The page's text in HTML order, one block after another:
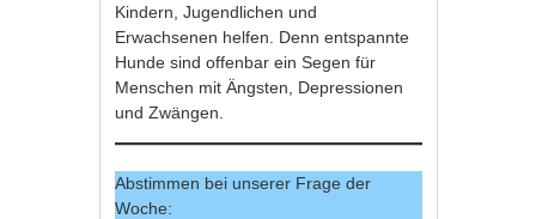
Kindern, Jugendlichen und
Erwachsenen helfen. Denn entspannte
Hunde sind offenbar ein Segen für
Menschen mit Ängsten, Depressionen
und Zwängen.
Abstimmen bei unserer Frage der
Woche: